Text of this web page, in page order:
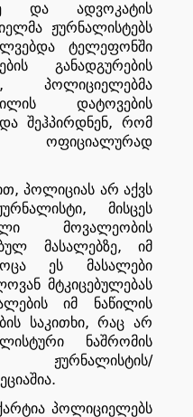
და
ადვოკატის
ჟურნალისტებს
ტელეფონში
განადგურების
,
პოლიციელებმა
დატოვების
და შეჰპირდნენ,
რომ
ოფიციალურად
, პოლიციას არ აქვს
,
მისცეს
მოვალეობის
მასალებზე,
იმ
ეს
მასალები
მტკიცებულებას
იმ
ნაწილის
საკითხი, რაც არ
ნაშრომის
ჟურნალისტის/
.
პოლიციელებს